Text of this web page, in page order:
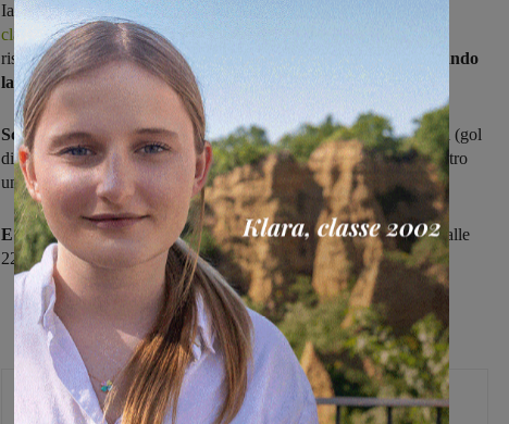
Iannicelli e rete di Fabio Ioio) e, oltre a confermarsi
classificaa sette punti dalla capolista Massa, centra il suo ottavo
risultato utile consecutivo (sette vittorie e un pareggio),
conquistando
la certezza matematica dei play-off.
Sconfitta 6-3 per la Futsal Terranuovese a Pistoia: i valdarnesi (gol
di Rascionato, Mei e Biagianti) hanno fatto la loro partita, ma contro
un avversario obiettivamente più forte hanno dovuto arrendersi.
E venerdì prossimo
al palazzetto di Terranuova (calcio d'inizio alle
22,15) fra le due squadre valdarnesi sarà derby.
Michele Bossini